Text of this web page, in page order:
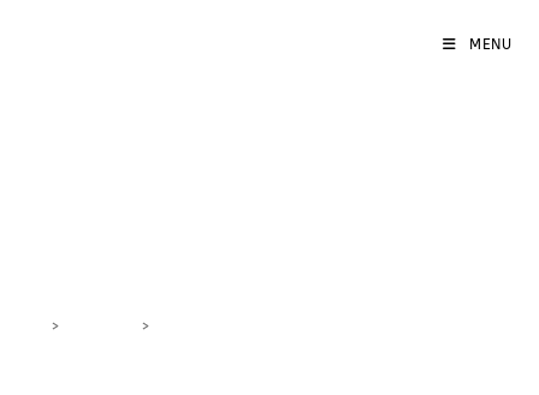
MENU
> >